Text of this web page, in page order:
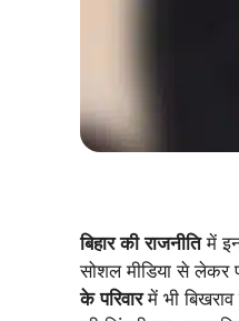
बिहार की राजनीतिमें
सोशल मीडिया से लेकर
के परिवारमें भी